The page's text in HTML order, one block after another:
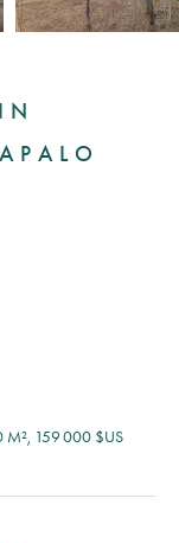
M², 159 000 $US